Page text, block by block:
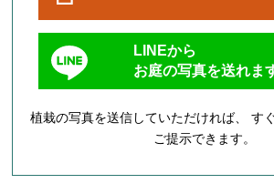
LINEから
お庭の写真を送れま
植栽の写真を送信していただければ、 す
ご提示できます。